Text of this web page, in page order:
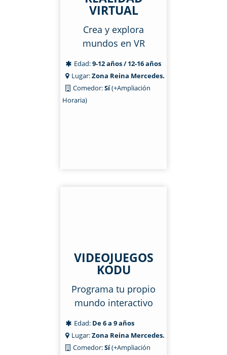
VIRTUAL
Crea y explora
mundos en VR
Edad:9-12 años / 12-16 años
Lugar:Zona Reina Mercedes.
Comedor:Sí(+Ampliación
Horaria)
VIDEOJUEGOS
KODU
Programa tu propio
mundo interactivo
Edad: De 6 a 9 años
Lugar:Zona Reina Mercedes.
Comedor:Sí(+Ampliación